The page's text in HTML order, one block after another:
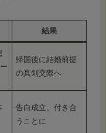
結果
帰国後に結婚前提
の真剣交際へ
告白成立、付き合
うことに